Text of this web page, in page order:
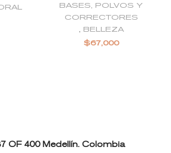
BASES, POLVOS Y
CORRECTORES
, BELLEZA
$67,000
OF 400 Medellín. Colombia